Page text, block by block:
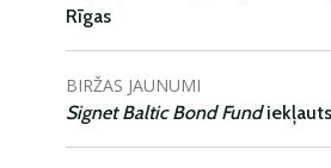
Rīgas
BIRŽAS JAUNUMI
Signet Baltic Bond Fundiekļauts